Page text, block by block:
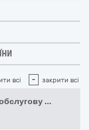
всі - закрити всі
...